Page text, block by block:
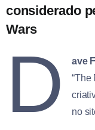
considerado
Wars
D ave
“The
no